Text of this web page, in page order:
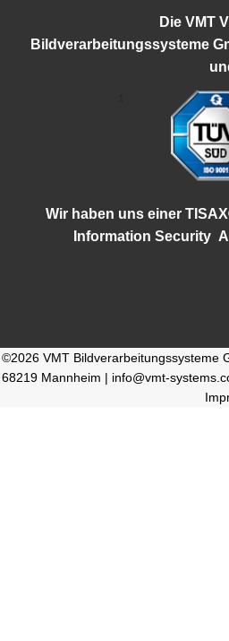
Die VMT
Bildverarbeitungssysteme
Wir haben uns einer
Information Security
©2026 VMT Bildverarbeitungssysteme
68219 Mannheim | info@vmt-